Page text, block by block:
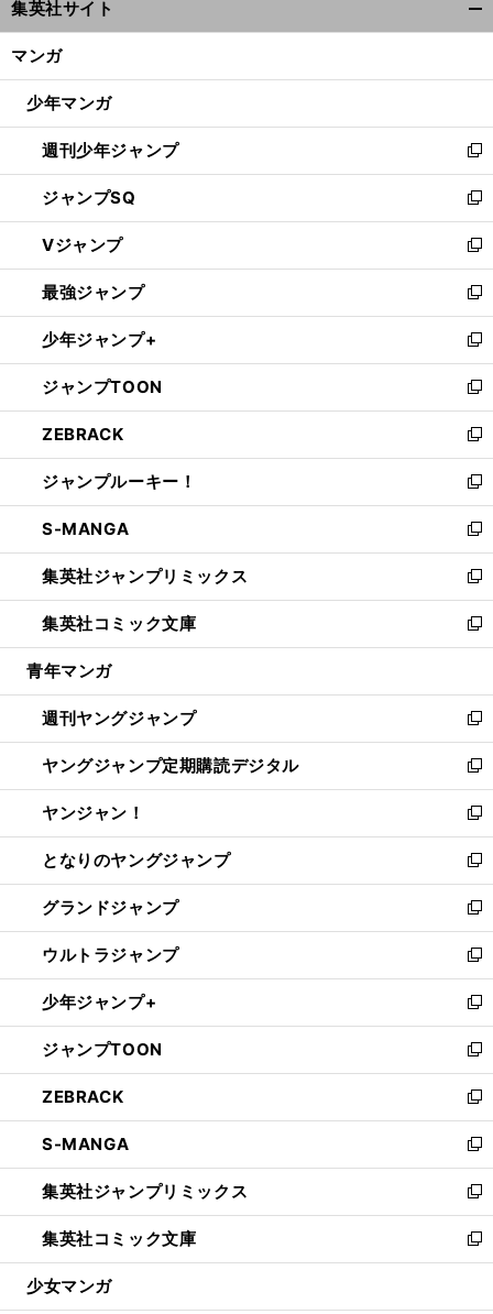
ィ
ン
ウ
開
く
集英社サイト
マンガ
少年マンガ
週刊少年ジャンプ
新
し
い
ウ
ィ
ン
ド
ウ
で
開
く
ジャンプSQ
新
し
い
ウ
ィ
ン
ド
ウ
で
開
く
Vジャンプ
新
し
い
ウ
ィ
ン
ド
ウ
で
開
く
最強ジャンプ
新
し
い
ウ
ィ
ン
ド
ウ
で
開
く
少年ジャンプ+
新
し
い
ウ
ィ
ン
ド
ウ
で
開
く
ジャンプTOON
新
し
い
ウ
ィ
ン
ド
ウ
で
開
く
ZEBRACK
新
し
い
ウ
ィ
ン
ド
ウ
で
開
ジャンプルーキー！
新
し
い
ウ
ィ
ン
ド
ウ
開
く
S-MANGA
新
し
い
ウ
ィ
ン
ウ
で
開
く
集英社ジャンプリミックス
新
し
い
ウ
ン
ド
ウ
で
開
く
集英社コミック文庫
新
し
ウ
ィ
ン
ド
ウ
で
開
く
青年マンガ
週刊ヤングジャンプ
新
し
い
ウ
ィ
ン
ド
ウ
で
開
く
ヤングジャンプ定期購読デジタル
新
し
い
ウ
ィ
ン
ド
ウ
で
開
く
ヤンジャン！
新
し
い
ウ
ィ
ン
ド
ウ
で
開
く
となりのヤングジャンプ
新
し
い
ウ
ィ
ン
ド
ウ
で
開
く
グランドジャンプ
新
し
い
ウ
ィ
ン
ド
ウ
で
開
く
ウルトラジャンプ
新
し
い
ウ
ィ
ン
ド
ウ
で
開
く
少年ジャンプ+
新
し
い
ウ
ィ
ン
ド
ウ
で
開
く
ジャンプTOON
新
し
い
ウ
ィ
ン
ド
ウ
で
開
ZEBRACK
新
し
い
ウ
ィ
ン
ド
ウ
開
S-MANGA
新
し
い
ウ
ィ
ン
集英社ジャンプリミックス
新
し
い
ウ
集英社コミック文庫
新
し
少女マンガ